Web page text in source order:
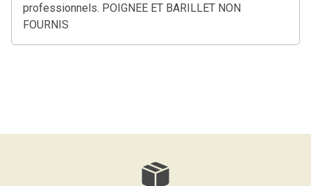
professionnels. POIGNEE ET BARILLET NON
FOURNIS